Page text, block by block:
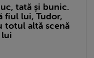
tată și bunic.
fiul lui, Tudor,
totul altă scenă
lui